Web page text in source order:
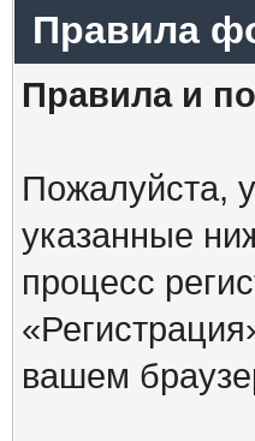
Правила
Правила и
Пожалуйста,
указанные
процесс
вашем